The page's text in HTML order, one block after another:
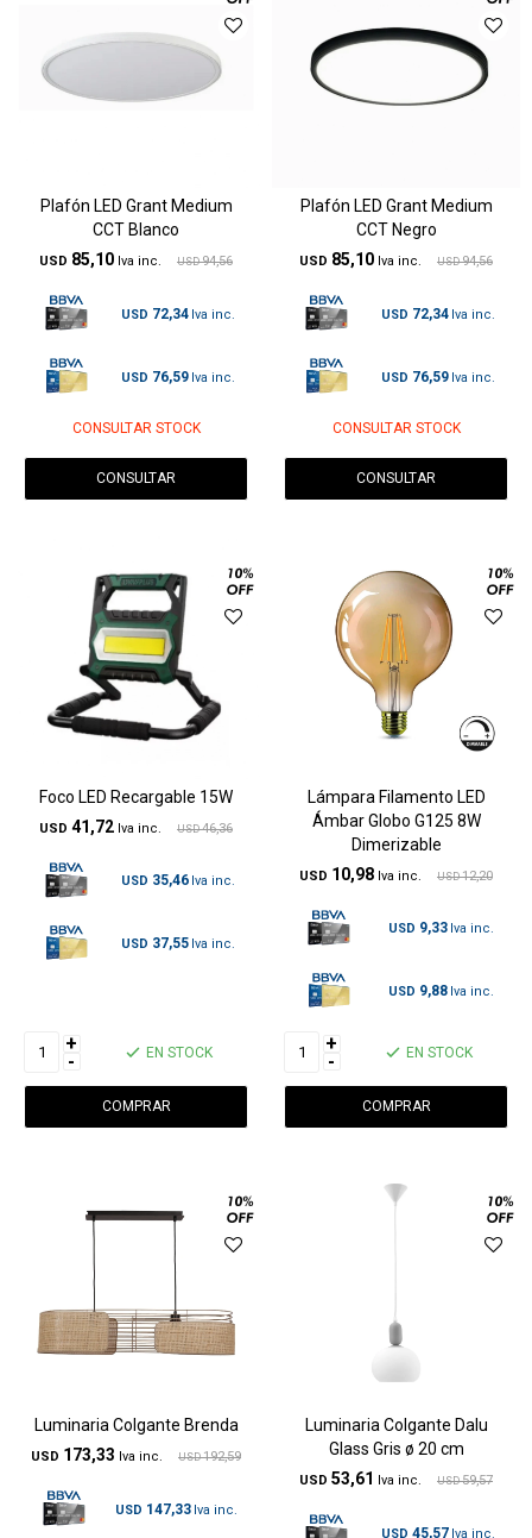
Plafón LED Grant Medium
CCT Blanco
USD 85,10 USD 94,56
USD 72,34
USD 76,59
CONSULTAR STOCK
CONSULTAR
Plafón LED Grant Medium
CCT Negro
USD 85,10 USD 94,56
USD 72,34
USD 76,59
CONSULTAR STOCK
CONSULTAR
Foco LED Recargable 15W
USD 41,72 USD 46,36
USD 35,46
USD 37,55
+
- EN STOCK
Lámpara Filamento LED
Ámbar Globo G125 8W
Dimerizable
USD 10,98 USD 12,20
USD 9,33
USD 9,88
+
- EN STOCK
Luminaria Colgante Brenda
USD 173,33 USD 192,59
USD 147,33
Luminaria Colgante Dalu
Glass Gris ø 20 cm
USD 53,61 USD 59,57
USD 45,57